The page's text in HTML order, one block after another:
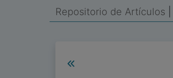
Repositorio de Artículos